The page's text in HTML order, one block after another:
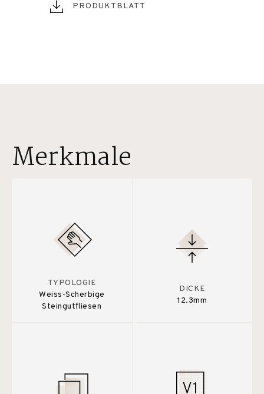
PRODUKTBLATT
Merkmale
TYPOLOGIE
Weiss-Scherbige
Steingutfliesen
DICKE
12.3mm